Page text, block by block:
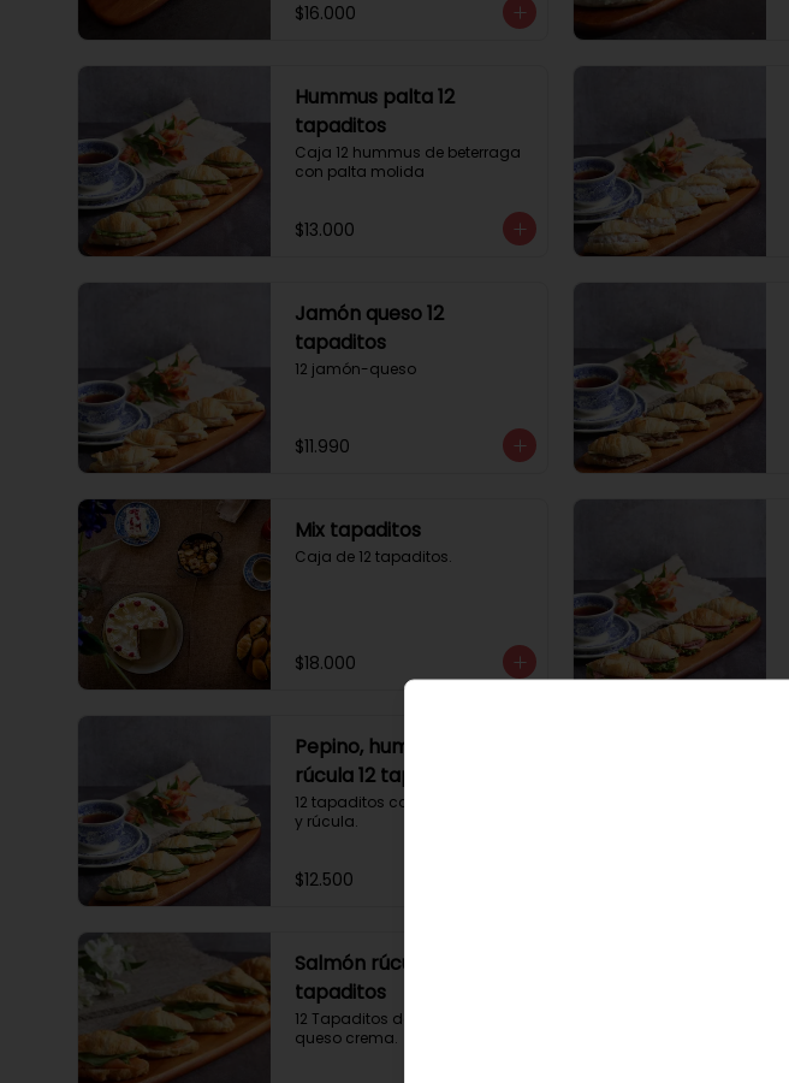
$16.000
Hummus palta 12
tapaditos
Caja 12 hummus de beterraga
con palta molida
$13.000
Jamón queso 12
tapaditos
12 jamón-queso
$11.990
Mix tapaditos
Caja de 12 tapaditos.
$18.000
Pepino, hummus y
rúcula 12 tapaditos
12 tapaditos con pepino, humus
y rúcula.
$12.500
Salmón rúcula 12
tapaditos
12 Tapaditos de salmón rúcula,
queso crema.